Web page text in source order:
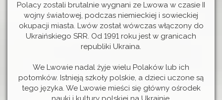
Polacy zostali brutalnie wygnani ze Lwowa w czasie II
wojny światowej, podczas niemieckiej i sowieckiej
okupacji miasta. Lwów został wówczas włączony do
Ukraińskiego SRR. Od 1991 roku jest w granicach
republiki Ukraina.
We Lwowie nadal żyje wielu Polaków lub ich
potomków. Istnieją szkoły polskie, a dzieci uczone są
tego języka. We Lwowie mieści się główny ośrodek